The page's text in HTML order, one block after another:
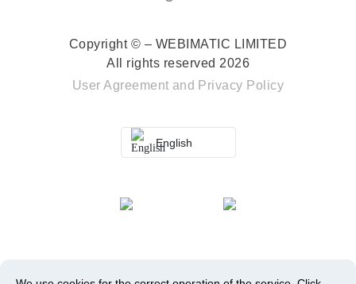
Copyright © – WEBIMATIC LIMITED
All rights reserved 2026
User Agreement and Privacy Policy
English